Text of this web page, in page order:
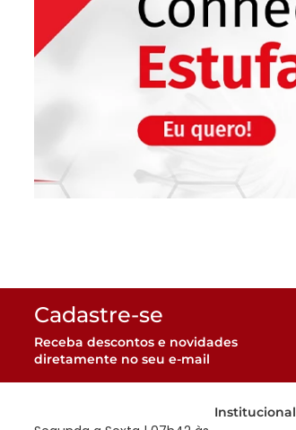
Cadastre-se
Receba descontos e novidades
diretamente no seu e-mail
Institucional